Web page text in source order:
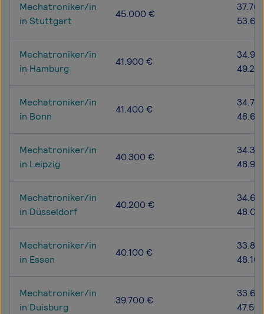
Mechatroniker/in
in Stuttgart
45.000 €
Mechatroniker/in
in Hamburg
41.900 €
Mechatroniker/in
in Bonn
41.400 €
Mechatroniker/in
in Leipzig
40.300 €
Mechatroniker/in
in Düsseldorf
40.200 €
Mechatroniker/in
in Essen
40.100 €
Mechatroniker/in
in Duisburg
39.700 €